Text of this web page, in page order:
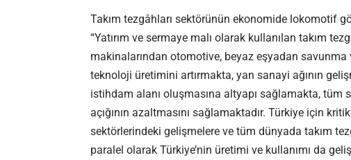
Takım tezgâhları sektörünün ekonomide lokomotif
“Yatırım ve sermaye malı olarak kullanılan takım
makinalarından otomotive, beyaz eşyadan
teknoloji üretimini artırmakta, yan sanayi ağının
istihdam alanı oluşmasına altyapı sağlamakta, tüm
açığının azaltmasını sağlamaktadır. Türkiye için
sektörlerindeki gelişmelere ve tüm dünyada takım
paralel olarak Türkiye’nin üretimi ve kullanımı da